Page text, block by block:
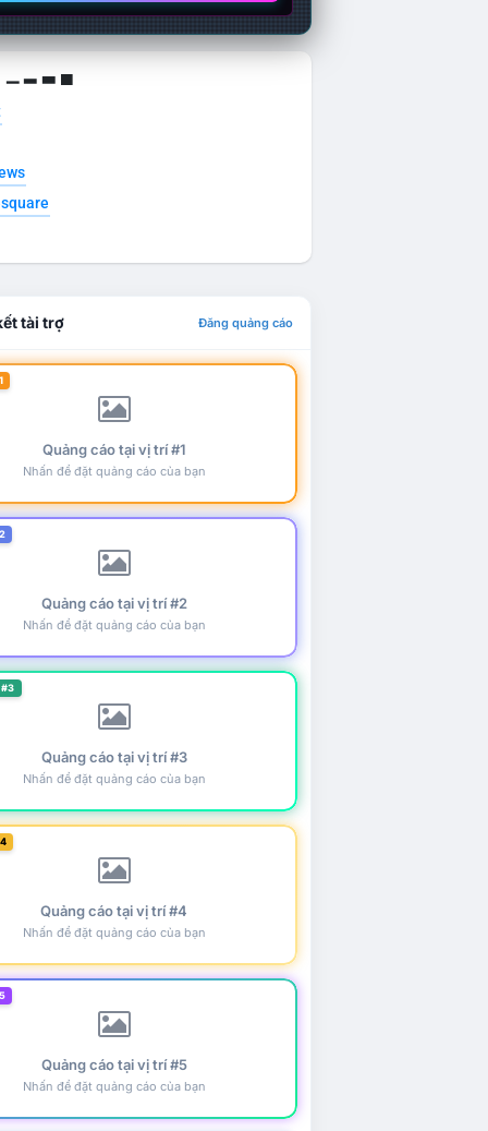
▁ ▂ ▃ ▄
tài trợ Đăng quảng cáo
Quảng cáo tại vị trí #1
Nhấn để đặt quảng cáo của bạn
Quảng cáo tại vị trí #2
Nhấn để đặt quảng cáo của bạn
Quảng cáo tại vị trí #3
Nhấn để đặt quảng cáo của bạn
Quảng cáo tại vị trí #4
Nhấn để đặt quảng cáo của bạn
Quảng cáo tại vị trí #5
Nhấn để đặt quảng cáo của bạn